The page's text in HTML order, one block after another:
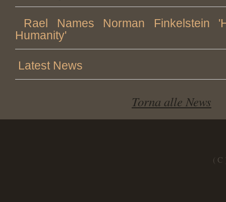
Rael Names Norman Finkelstein
Humanity'
Latest News
Torna alle News
( C